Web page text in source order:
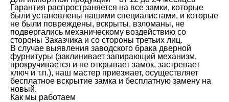
Гарантия распространяется на все замки, которые
были установлены нашими специалистами, и которые
не были повреждены, вскрыты, взломаны, не
подвергались механическому воздействию со
стороны Заказчика и со стороны третьих лиц.
В случае выявления заводского брака дверной
фурнитуры (заклинивает запирающий механизм,
прокручивается и не открывает замок, застревает
ключ и т.п.), наш мастер приезжает, осуществляет
бесплатное вскрытие замка и бесплатную замену на
новый.
Как мы работаем